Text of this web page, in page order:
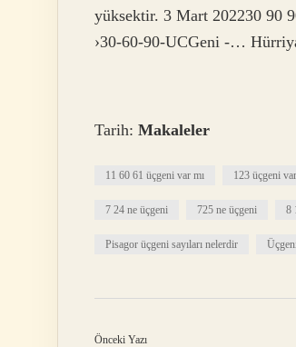
yüksektir. 3 Mart 202230 90
›30-60-90-UCGeni -…
Tarih: Makaleler
11 60 61 üçgeni var mı 123 üçgeni
7 24 ne üçgeni 725 ne üçgeni 8
Pisagor üçgeni sayıları nelerdir
Önceki Yazı